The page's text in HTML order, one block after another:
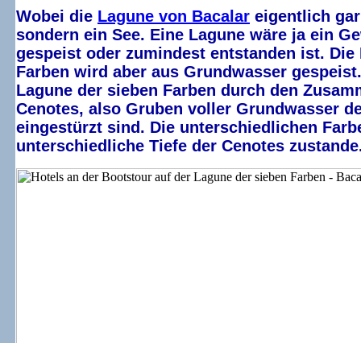
Wobei die Lagune von Bacalar eigentlich
sondern ein See. Eine Lagune wäre ja ein
gespeist oder zumindest entstanden ist. Die
Farben wird aber aus Grundwasser
Lagune der sieben Farben durch den
Cenotes, also Gruben voller Grundwasser
eingestürzt sind. Die unterschiedlichen
unterschiedliche Tiefe der Cenotes